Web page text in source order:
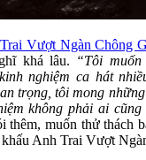
Vượt Ngàn Chông
khá lâu. “Tôi
nghiệm ca hát
trọng, tôi mong những
không phải ai
thêm, muốn thử thách
Anh Trai Vượt